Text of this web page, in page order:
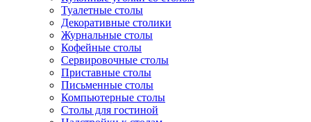
Туалетные столы
Декоративные столики
Журнальные столы
Кофейные столы
Сервировочные столы
Приставные столы
Письменные столы
Компьютерные столы
Столы для гостиной